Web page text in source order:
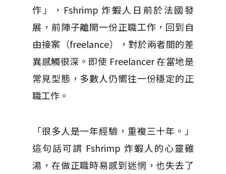
作」，Fshrimp 炸蝦人日前於法國發
展，前陣子離開一份正職工作，回到自
由接案（freelance），對於兩者間的差
異感觸很深。即使 Freelancer 在當地是
常見型態，多數人仍嚮往一份穩定的正
職工作。
「很多人是一年經驗，重複三十年。」
這句話可謂 Fshrimp 炸蝦人的心靈雞
湯，在做正職時易感到迷惘，也失去了